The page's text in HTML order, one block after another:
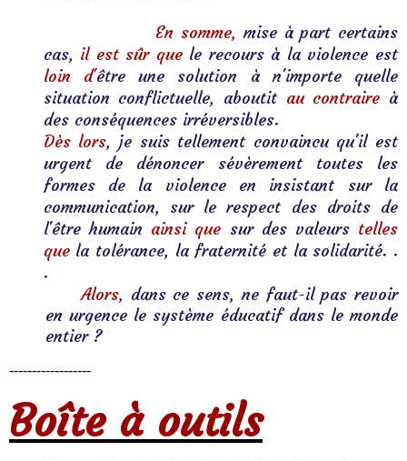
                En somme,
mise à part certains
cas, il est sûr que
le recours à la violence est
loin d'être une solution à n'importe quelle
situation conflictuelle, aboutit au contraire à
des conséquences irréversibles.
Dès lors, je suis tellement convaincu qu'il est
urgent de dénoncer sévèrement toutes les
formes de la violence en insistant sur la
communication, sur le respect des droits de
l'être humain ainsi que sur des valeurs telles
que la tolérance, la fraternité et la solidarité. .
.
     Alors,
dans ce sens, ne faut-il pas revoir
en urgence le système éducatif dans le monde
entier ?
------------------
Boîte à outils